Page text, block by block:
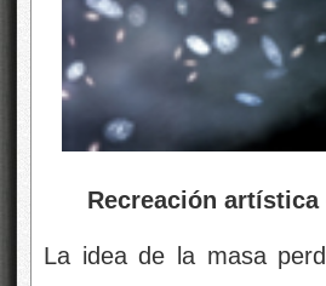
Recreación artística
La idea de la masa